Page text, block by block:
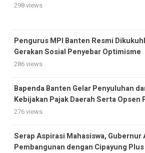
298 views
Pengurus MPI Banten Resmi
Gerakan Sosial Penyebar Optimisme
286 views
Bapenda Banten Gelar Penyuluhan
Kebijakan Pajak Daerah Serta Opsen
276 views
Serap Aspirasi Mahasiswa, Gubernur
Pembangunan dengan Cipayung Plus